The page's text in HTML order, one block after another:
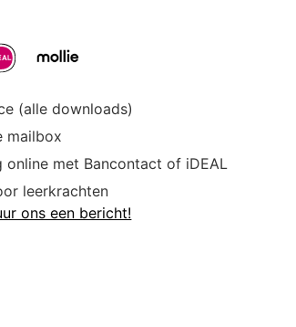
(alle downloads)
mailbox
online met Bancontact of iDEAL
leerkrachten
ons een bericht!